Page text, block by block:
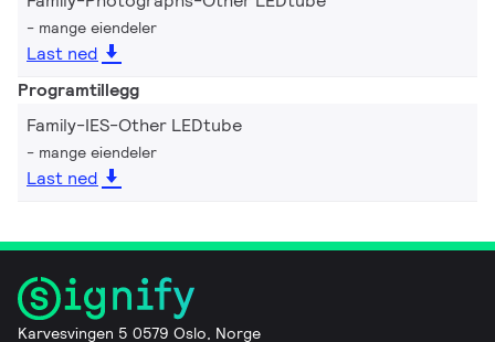
mange eiendeler
Last ned
Programtillegg
Family-IES-Other LEDtube
mange eiendeler
Last ned
Karvesvingen 5 0579 Oslo, Norge